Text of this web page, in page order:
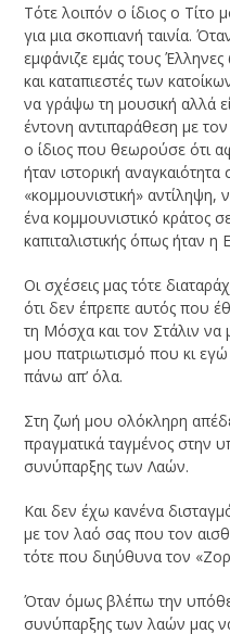
Τότε λοιπόν ο ίδιος ο Τίτο
για μια σκοπιανή ταινία.
εμφάνιζε εμάς τους
και καταπιεστές των
να γράψω τη μουσική αλλά
έντονη αντιπαράθεση με τον
ο ίδιος που θεωρούσε ότι
ήταν ιστορική
«κομμουνιστική» αντίληψη,
ένα κομμουνιστικό κράτος
καπιταλιστικής όπως ήταν η
Οι σχέσεις μας τότε
ότι δεν έπρεπε αυτός που
τη Μόσχα και τον Στάλιν να
μου πατριωτισμό που κι
πάνω απ’ όλα.
Στη ζωή μου ολόκληρη
πραγματικά ταγμένος στην
συνύπαρξης των Λαών.
Και δεν έχω κανένα
με τον λαό σας που τον
τότε που διηύθυνα τον
Όταν όμως βλέπω την
συνύπαρξης των λαών μας